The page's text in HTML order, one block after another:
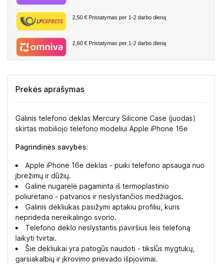
2,50 € Pristatymas per 1-2 darbo dieną
2,60 € Pristatymas per 1-2 darbo dieną
Prekės aprašymas
Galinis telefono dėklas Mercury Silicone Case (juodas)
skirtas mobiliojo telefono modeliui Apple iPhone 16e
Pagrindinės savybės:
Apple iPhone 16e dėklas - puiki telefono apsauga nuo
įbrėžimų ir dūžių.
Galinė nugarėlė pagaminta iš termoplastinio
poliuretano - patvarios ir neslystančios medžiagos.
Galinis dėkliukas pasižymi aptakiu profiliu, kuris
neprideda nereikalingo svorio.
Telefono dėklo neslystantis paviršius leis telefoną
laikyti tvirtai.
Šie dėkliukai yra patogūs naudoti - tikslūs mygtukų,
garsiakalbių ir įkrovimo prievado išpjovimai.